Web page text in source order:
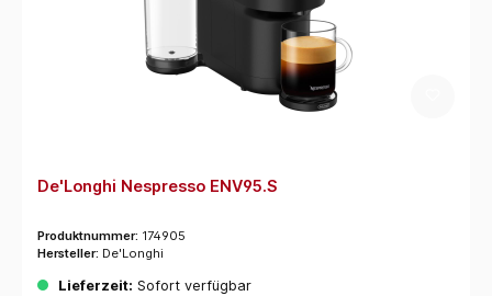
De'Longhi Nespresso ENV95.S
Produktnummer: 174905
Hersteller: De'Longhi
Lieferzeit: Sofort verfügbar